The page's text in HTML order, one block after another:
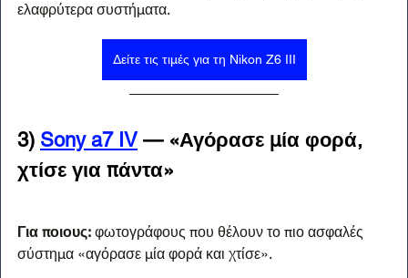
ελαφρύτερα συστήματα.
Δείτε τις τιμές για τη Nikon Z6 III
3) Sony a7 IV — «Αγόρασε μία φορά,
χτίσε για πάντα»
Για ποιους: φωτογράφους που θέλουν το πιο ασφαλές
σύστημα «αγόρασε μία φορά και χτίσε».